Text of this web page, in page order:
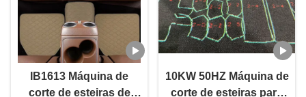
IB1613 Máquina de
corte de esteiras de
10KW 50HZ Máquina de
corte de esteiras para